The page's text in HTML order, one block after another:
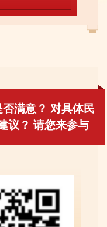
满意？ 对具体民
议？ 请您来参与